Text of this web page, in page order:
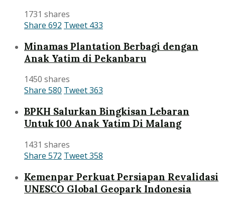
1731 shares
Share 692 Tweet 433
Minamas Plantation Berbagi dengan
Anak Yatim di Pekanbaru
1450 shares
Share 580 Tweet363
BPKH Salurkan Bingkisan Lebaran
Untuk 100 Anak Yatim Di Malang
1431 shares
Share 572 Tweet358
Kemenpar Perkuat Persiapan Revalidasi
UNESCO Global Geopark Indonesia